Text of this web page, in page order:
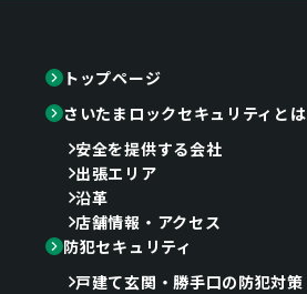
トップページ
さいたまロックセキュリティとは
安全を提供する会社
出張エリア
沿革
店舗情報・アクセス
防犯セキュリティ
戸建て玄関・勝手口の防犯対策